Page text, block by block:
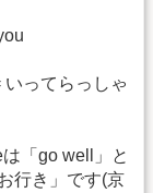
ってらっしゃ
「go well」と
行き」です(京